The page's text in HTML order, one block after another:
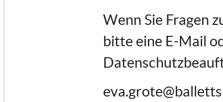
Wenn Sie Fragen
bitte eine E-Mail